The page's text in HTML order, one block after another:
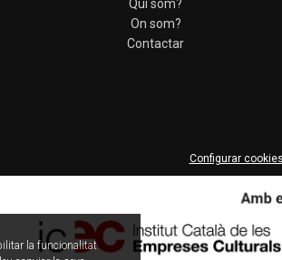
Qui som?
On som?
Contactar
Configurar cookies
la funcionalitat